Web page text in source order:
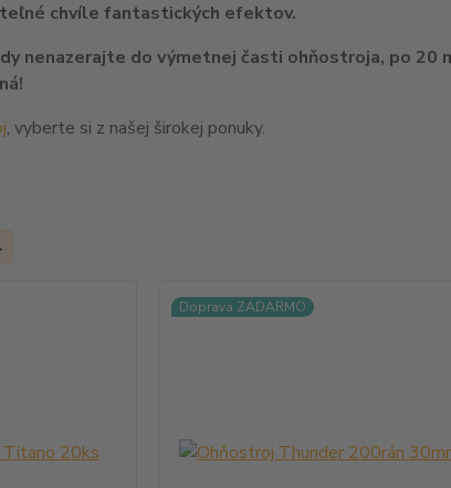
chvíle fantastických efektov.
nenazerajte do výmetnej časti ohňostroja, po
, vyberte si z našej širokej ponuky.
Doprava ZADARMO